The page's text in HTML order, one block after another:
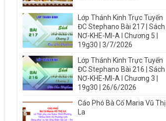
Lớp Thánh Kinh Trực Tuyến
ĐC Stephano Bài 217 | Sách
NƠ-KHE-MI-A I Chương 5 |
19g30 | 3/7/2026
Lớp Thánh Kinh Trực Tuyến
ĐC Stephano Bài 216 | Sách
NƠ-KHE-MI-A I Chương 3 |
19g30 | 26/6/2026
Cáo Phó Bà Cố Maria Vũ Thị
La